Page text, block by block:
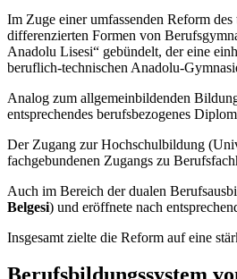
Im Zuge einer umfassenden Reform
differenzierten Formen von
Anadolu Lisesi“ gebündelt, der eine
beruflich-technischen Anadolu-
Analog zum allgemeinbildenden
entsprechendes berufsbezogenes
Der Zugang zur Hochschulbildung
fachgebundenen Zugangs zu
Auch im Bereich der dualen
Belgesi) und eröffnete nach
Insgesamt zielte die Reform auf eine